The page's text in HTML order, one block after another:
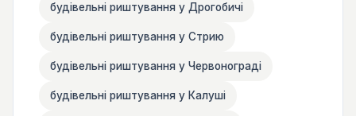
будівельні риштування у Дрогобичі
будівельні риштування у Стрию
будівельні риштування у Червонограді
будівельні риштування у Калуші